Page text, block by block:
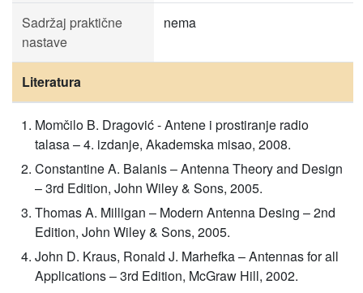
Sadržaj praktične
nastave
nema
Literatura
Momčilo B. Dragović - Antene i prostiranje radio
talasa – 4. izdanje, Akademska misao, 2008.
Constantine A. Balanis – Antenna Theory and Design
– 3rd Edition, John Wiley & Sons, 2005.
Thomas A. Milligan – Modern Antenna Desing – 2nd
Edition, John Wiley & Sons, 2005.
John D. Kraus, Ronald J. Marhefka – Antennas for all
Applications – 3rd Edition, McGraw Hill, 2002.